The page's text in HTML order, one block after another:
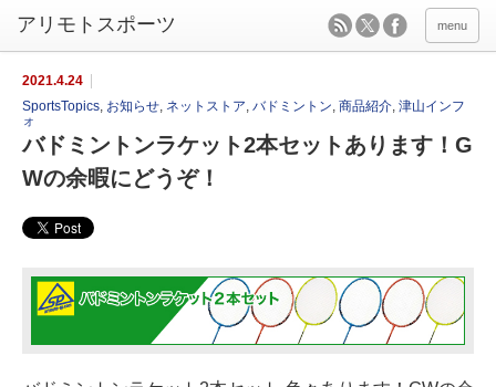
menu
2021.4.24
SportsTopics, お知らせ, ネットストア, バドミントン, 商品紹介, 津山インフ
ォ
バドミントンラケット2本セットあります！G
Wの余暇にどうぞ！